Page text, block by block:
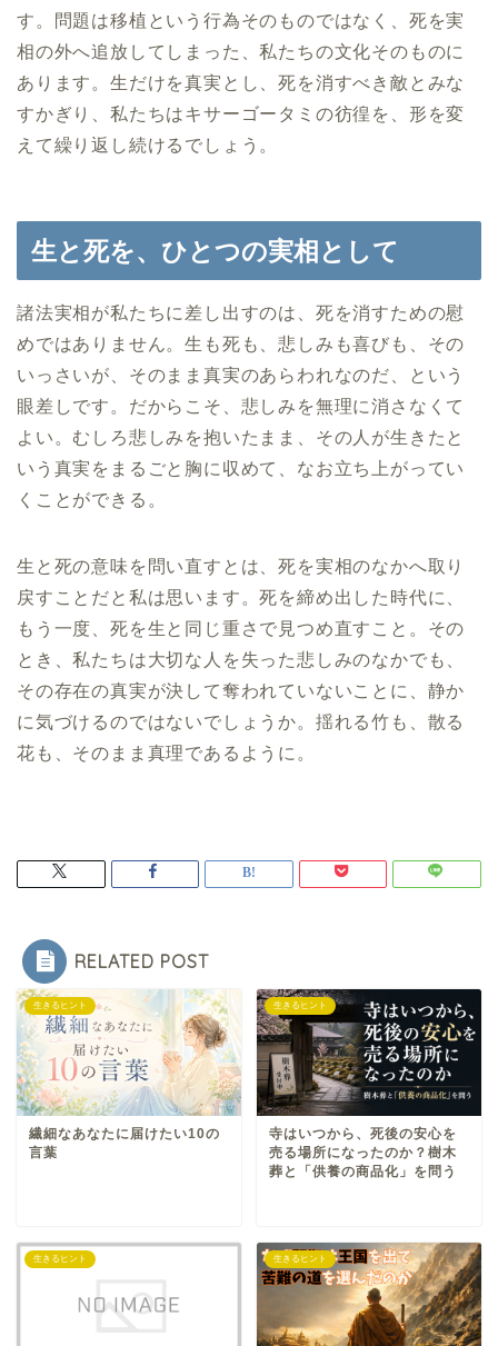
す。問題は移植という行為そのものではなく、死を実
相の外へ追放してしまった、私たちの文化そのものに
あります。生だけを真実とし、死を消すべき敵とみな
すかぎり、私たちはキサーゴータミの彷徨を、形を変
えて繰り返し続けるでしょう。
生と死を、ひとつの実相として
諸法実相が私たちに差し出すのは、死を消すための慰
めではありません。生も死も、悲しみも喜びも、その
いっさいが、そのまま真実のあらわれなのだ、という
眼差しです。だからこそ、悲しみを無理に消さなくて
よい。むしろ悲しみを抱いたまま、その人が生きたと
いう真実をまるごと胸に収めて、なお立ち上がってい
くことができる。
生と死の意味を問い直すとは、死を実相のなかへ取り
戻すことだと私は思います。死を締め出した時代に、
もう一度、死を生と同じ重さで見つめ直すこと。その
とき、私たちは大切な人を失った悲しみのなかでも、
その存在の真実が決して奪われていないことに、静か
に気づけるのではないでしょうか。揺れる竹も、散る
花も、そのまま真理であるように。
RELATED POST
生きるヒント
繊細なあなたに届けたい10の
言葉
生きるヒント
寺はいつから、死後の安心を
売る場所になったのか？樹木
葬と「供養の商品化」を問う
生きるヒント 生きるヒント